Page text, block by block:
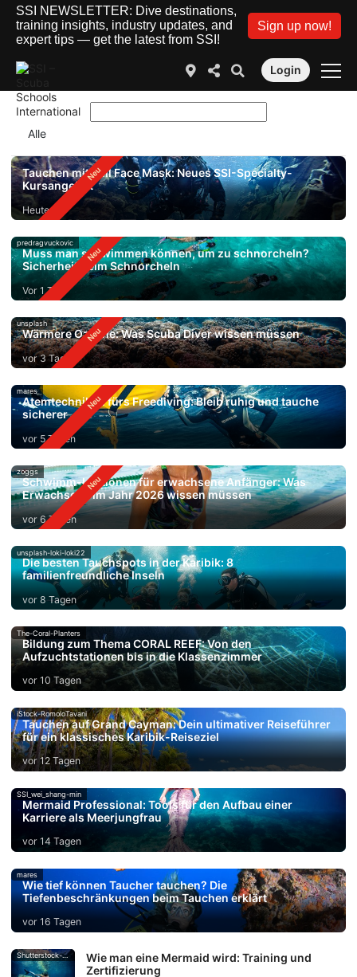
SSI NEWSLETTER: Dive destinations,
training insights, industry updates, and
expert tips — get the latest from SSI!
Sign up now!
Login
Tauchen mit Full Face Mask: Neues SSI-Specialty-
Kursangebot
Heute
predragvuckovic
Muss man schwimmen können, um zu schnorcheln?
Sicherheit beim Schnorcheln
Vor 1 Tag
unsplash
Wärmere Ozeane: Was Scuba Diver wissen müssen
vor 3 Tagen
mares
Atemtechniken fürs Freediving: Bleib ruhig und tauche
sicherer
vor 5 Tagen
zoggs
Schwimm-Lektionen für erwachsene Anfänger: Was
Erwachsene im Jahr 2026 wissen müssen
vor 6 Tagen
unsplash-loki-loki22
Die besten Tauchspots in der Karibik: 8
familienfreundliche Inseln
vor 8 Tagen
The-Coral-Planters
Bildung zum Thema CORAL REEF: Von den
Aufzuchtstationen bis in die Klassenzimmer
vor 10 Tagen
iStock-RomoloTavani
Tauchen auf Grand Cayman: Dein ultimativer Reiseführer
für ein klassisches Karibik-Reiseziel
vor 12 Tagen
SSI_wei_shang-min
Mermaid Professional: Tools für den Aufbau einer
Karriere als Meerjungfrau
vor 14 Tagen
mares
Wie tief können Taucher tauchen? Die
Tiefenbeschränkungen beim Tauchen erklärt
vor 16 Tagen
Shutterstock-Andrea_Izzotti
Wie man eine Mermaid wird: Training und
Zertifizierung